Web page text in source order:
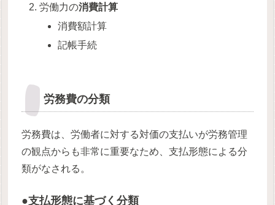
労働力の消費計算
消費額計算
記帳手続
労務費の分類
労務費は、労働者に対する対価の支払いが労務管理
の観点からも非常に重要なため、支払形態による分
類がなされる。
●支払形態に基づく分類